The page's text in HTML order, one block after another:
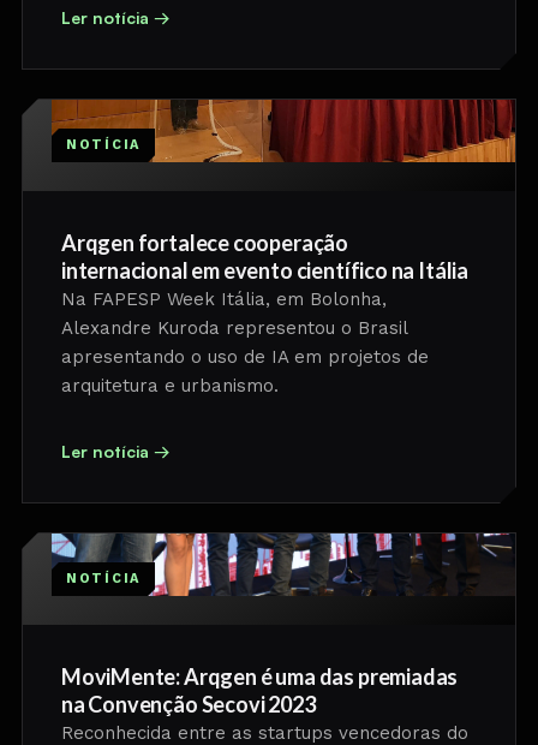
Ler notícia →
NOTÍCIA
Arqgen fortalece cooperação
internacional em evento científico na Itália
Na FAPESP Week Itália, em Bolonha,
Alexandre Kuroda representou o Brasil
apresentando o uso de IA em projetos de
arquitetura e urbanismo.
Ler notícia →
NOTÍCIA
MoviMente: Arqgen é uma das premiadas
na Convenção Secovi 2023
Reconhecida entre as startups vencedoras do